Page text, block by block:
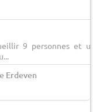
9 personnes et
Erdeven